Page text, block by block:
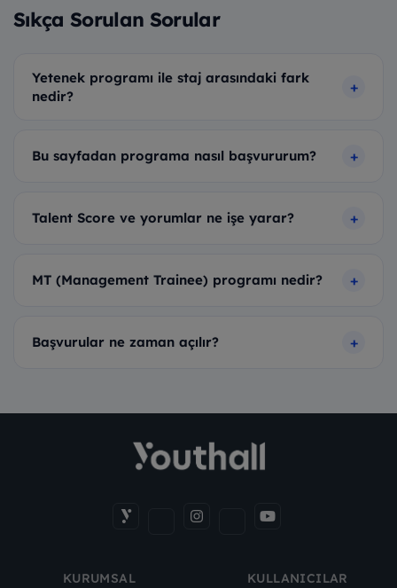
Sıkça Sorulan Sorular
Yetenek programı ile staj arasındaki fark
nedir?
Bu sayfadan programa nasıl başvururum?
Talent Score ve yorumlar ne işe yarar?
MT (Management Trainee) programı nedir?
Başvurular ne zaman açılır?
KURUMSAL KULLANICILAR